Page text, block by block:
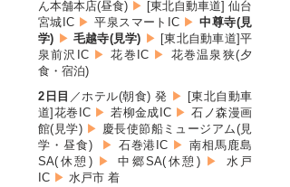
ん本舗本店(昼食) ▶ [東北自動車道] 仙台
宮城IC ▶ 平泉スマートIC ▶ 中尊寺(見
学) ▶ 毛越寺(見学) ▶ [東北自動車道]平
泉前沢IC ▶ 花巻IC ▶ 花巻温泉狭(夕
食・宿泊)
2日目 ／ホテル(朝食) 発 ▶ [東北自動車
道]花巻IC ▶ 若柳金成IC ▶ 石ノ森漫画
館(見学) ▶ 慶長使節船ミュージアム(見
学・昼食)
▶ 石巻港IC ▶ 南相馬鹿島
SA(休憩) ▶ 中郷SA(休憩) ▶
水戸
IC ▶ 水戸市 着